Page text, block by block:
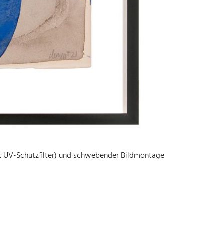
Schutzfilter) und schwebender Bildmontage